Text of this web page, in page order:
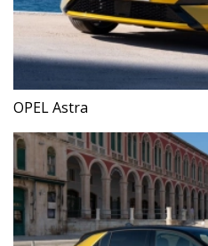
OPEL Astra